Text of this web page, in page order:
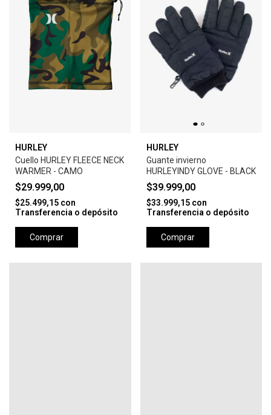
HURLEY
Cuello HURLEY FLEECE NECK
WARMER - CAMO
$29.999,00
$25.499,15 con
Transferencia o depósito
Comprar
HURLEY
Guante invierno
HURLEYINDY GLOVE - BLACK
$39.999,00
$33.999,15 con
Transferencia o depósito
Comprar